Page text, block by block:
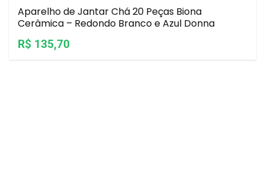
Aparelho de Jantar Chá 20 Peças Biona
Cerâmica – Redondo Branco e Azul Donna
R$ 135,70